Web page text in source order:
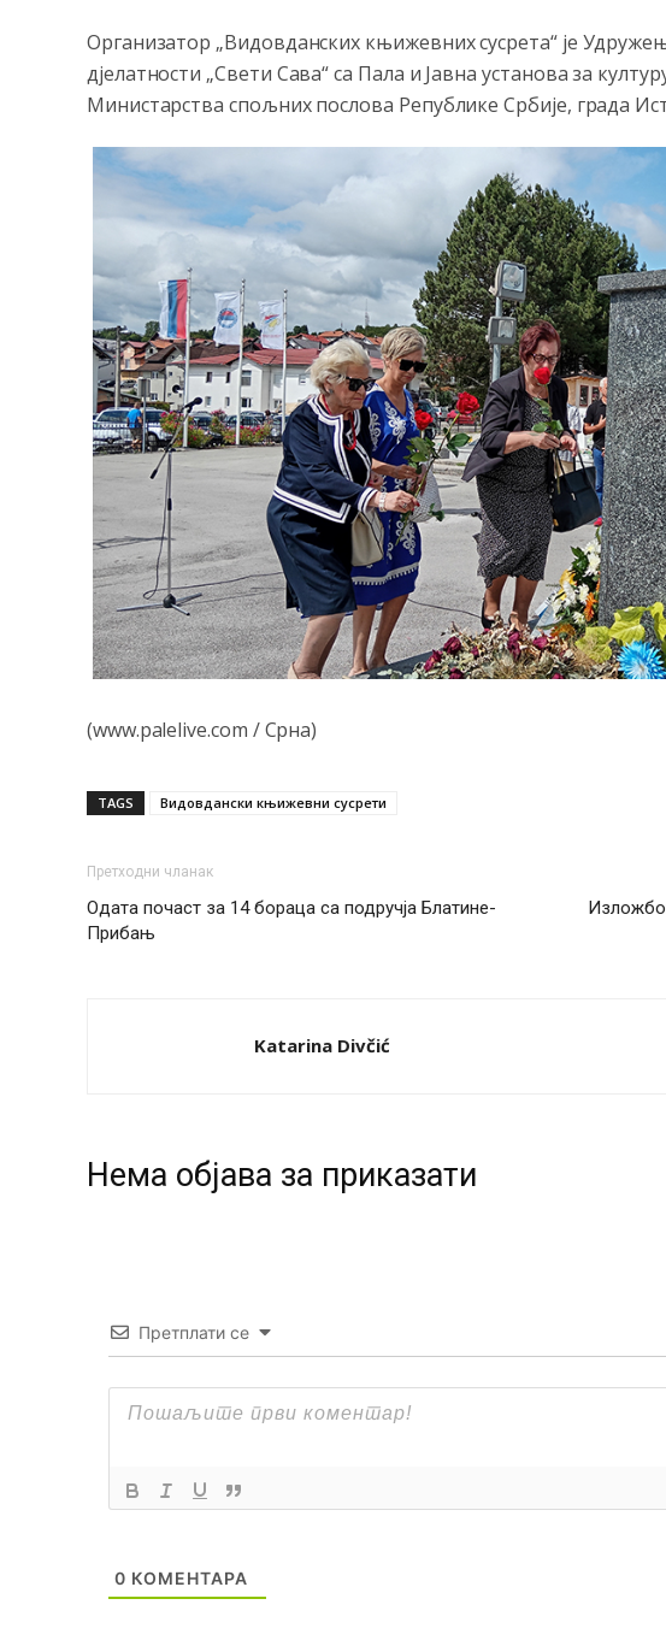
Организатор „Видовданских књижевних сусрета“ је
дјелатности „Свети Сава“ са Пала и Јавна установа за
Министарства спољних послова Републике Србије, града
(www.palelive.com / Срна)
TAGS Видовдански књижевни сусрети
Претходни чланак
Одата почаст за 14 бораца са подручја Блатине-
Прибањ
Katarina Divčić
Нeма објава за приказати
Претплати се
0 КОМЕНТАРА